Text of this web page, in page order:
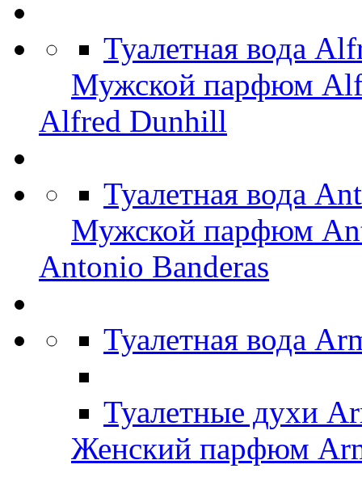
Туалетная вода
Мужской парфюм
Alfred Dunhill
Туалетная вода
Мужской парфюм
Antonio Banderas
Туалетная вода
Туалетные духи
Женский парфюм